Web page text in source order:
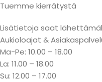
Tuemme kierrätystä
Lisätietoja saat
Aukioloajat &
Ma-Pe: 10.00 – 18.00
La: 11.00 – 18.00
Su: 12.00 – 17.00